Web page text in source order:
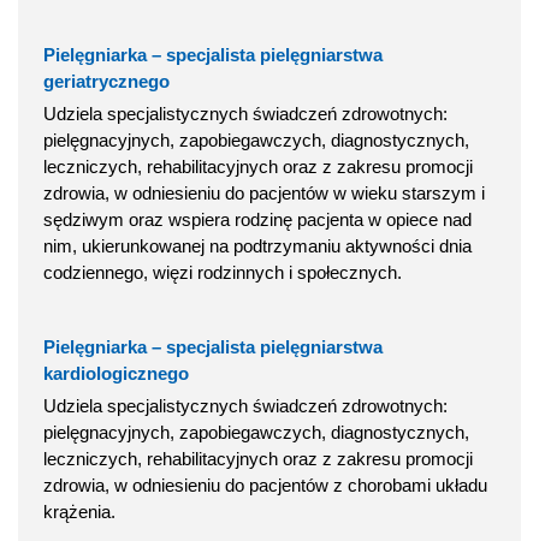
Pielęgniarka – specjalista pielęgniarstwa
geriatrycznego
Udziela specjalistycznych świadczeń zdrowotnych:
pielęgnacyjnych, zapobiegawczych, diagnostycznych,
leczniczych, rehabilitacyjnych oraz z zakresu promocji
zdrowia, w odniesieniu do pacjentów w wieku starszym i
sędziwym oraz wspiera rodzinę pacjenta w opiece nad
nim, ukierunkowanej na podtrzymaniu aktywności dnia
codziennego, więzi rodzinnych i społecznych.
Pielęgniarka – specjalista pielęgniarstwa
kardiologicznego
Udziela specjalistycznych świadczeń zdrowotnych:
pielęgnacyjnych, zapobiegawczych, diagnostycznych,
leczniczych, rehabilitacyjnych oraz z zakresu promocji
zdrowia, w odniesieniu do pacjentów z chorobami układu
krążenia.